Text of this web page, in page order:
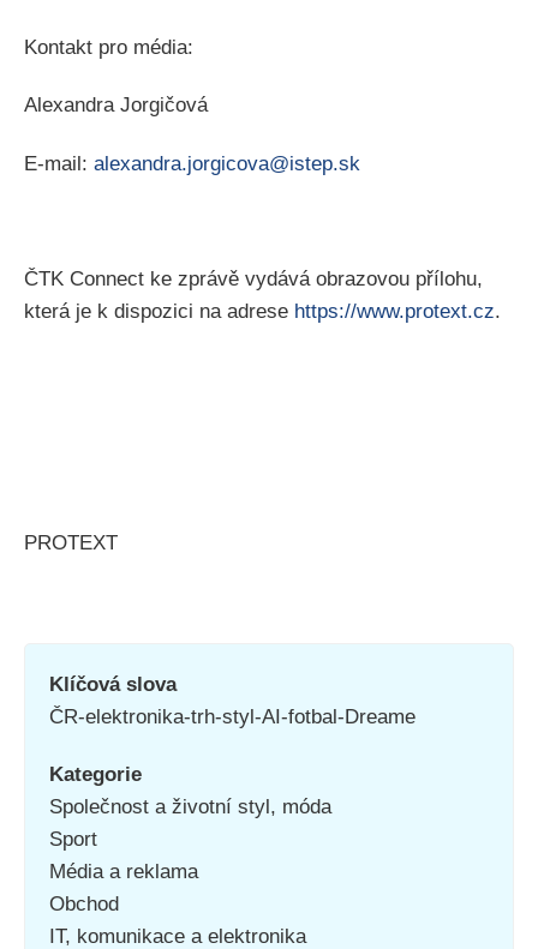
Kontakt pro média:
Alexandra Jorgičová
E-mail: alexandra.jorgicova@istep.sk
ČTK Connect ke zprávě vydává obrazovou přílohu,
která je k dispozici na adrese https://www.protext.cz.
PROTEXT
Klíčová slova
ČR-elektronika-trh-styl-AI-fotbal-Dreame
Kategorie
Společnost a životní styl, móda
Sport
Média a reklama
Obchod
IT, komunikace a elektronika